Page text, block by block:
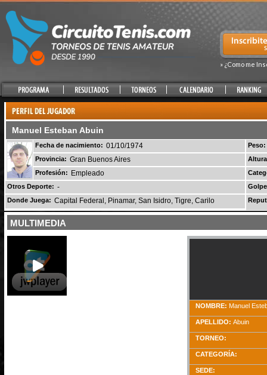
» ¿Como me
Manuel Esteban Abuin
Fecha de nacimiento: 01/10/1974
Peso:
Provincia: Gran Buenos Aires
Profesión:
Empleado
Otros Deporte: -
Donde Juega: Capital Federal, Pinamar, San Isidro, Tigre, Carilo
MULTIMEDIA
NOMBRE: Manuel
APELLIDO: Abuin
TORNEO:
CATEGORÍA:
SEDE: